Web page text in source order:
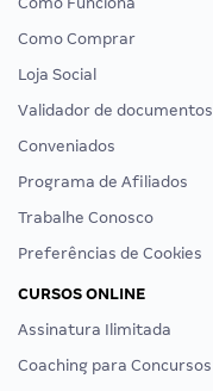
Como Comprar
Loja Social
Validador de documentos
Conveniados
Programa de Afiliados
Trabalhe Conosco
Preferências de Cookies
CURSOS ONLINE
Assinatura Ilimitada
Coaching para Concursos